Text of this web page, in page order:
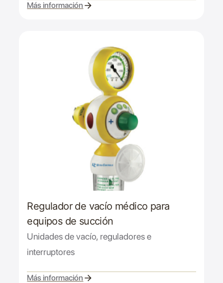
Más información
Regulador de vacío médico para
equipos de succión
Unidades de vacío, reguladores e
interruptores
Más información